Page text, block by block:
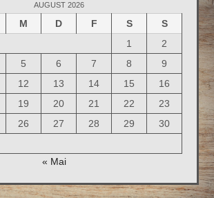
AUGUST 2026
M D F S
S
1
2
5 6 7 8
9
12 13 14 15
16
19 20 21 22
23
26 27 28 29
30
« Mai